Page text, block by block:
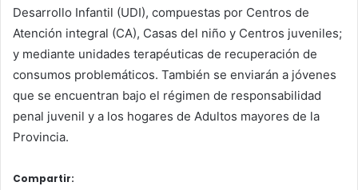
Desarrollo Infantil (UDI), compuestas por Centros de
Atención integral (CA), Casas del niño y Centros juveniles;
y mediante unidades terapéuticas de recuperación de
consumos problemáticos. También se enviarán a jóvenes
que se encuentran bajo el régimen de responsabilidad
penal juvenil y a los hogares de Adultos mayores de la
Provincia.
Compartir: